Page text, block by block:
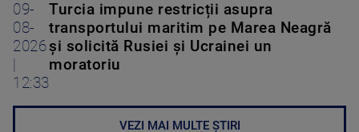
09-
08-
2026
12:33
Turcia impune restricții asupra
transportului maritim pe Marea Neagră
și solicită Rusiei și Ucrainei un
moratoriu
VEZI MAI MULTE ȘTIRI